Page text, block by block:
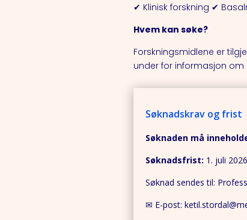
✔ Klinisk forskning ✔
Hvem kan søke?
Forskningsmidlene er
under for informasjon om
Søknadskrav og frist
Søknaden må
Søknadsfrist: 1. juli 2026
Søknad sendes til:
✉ E-post: